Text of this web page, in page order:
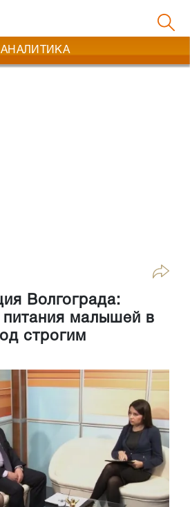
АНАЛИТИКА
Волгограда:
питания малышей в
строгим